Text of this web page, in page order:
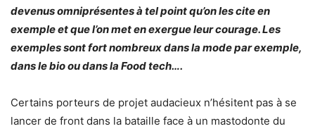
devenus omniprésentes à tel point qu’on les cite en
exemple et que l’on met en exergue leur courage. Les
exemples sont fort nombreux dans la mode par exemple,
dans le bio ou dans la Food tech….
Certains porteurs de projet audacieux n’hésitent pas à se
lancer de front dans la bataille face à un mastodonte du